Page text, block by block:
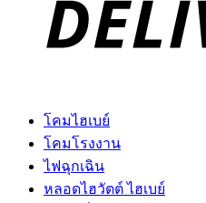
โคมไฮเบย์
โคมโรงงาน
ไฟฉุกเฉิน
หลอดไฮวัตต์ ไฮเบย์